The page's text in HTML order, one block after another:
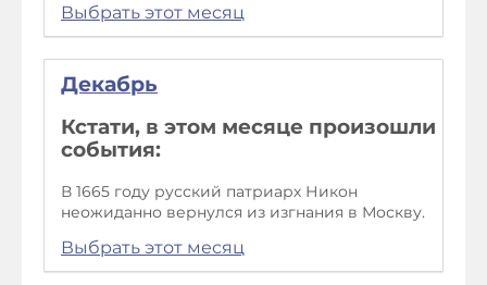
Выбрать этот месяц
Декабрь
Кстати, в этом месяце произошли
события:
В 1665 году русский патриарх Никон
неожиданно вернулся из изгнания в Москву.
Выбрать этот месяц